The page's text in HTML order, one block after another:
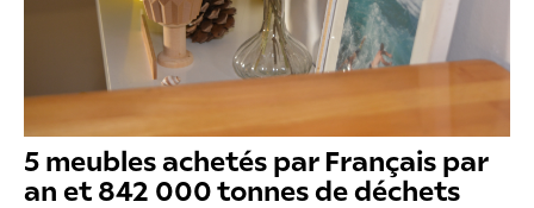
5 meubles achetés par Français par
an et 842 000 tonnes de déchets